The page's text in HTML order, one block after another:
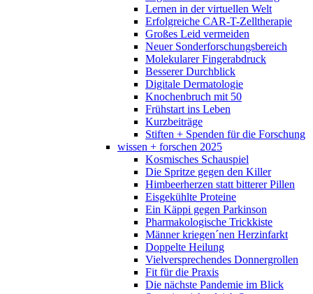
Lernen in der virtuellen Welt
Erfolgreiche CAR-T-Zelltherapie
Großes Leid vermeiden
Neuer Sonderforschungsbereich
Molekularer Fingerabdruck
Besserer Durchblick
Digitale Dermatologie
Knochenbruch mit 50
Frühstart ins Leben
Kurzbeiträge
Stiften + Spenden für die Forschung
wissen + forschen 2025
Kosmisches Schauspiel
Die Spritze gegen den Killer
Himbeerherzen statt bitterer Pillen
Eisgekühlte Proteine
Ein Käppi gegen Parkinson
Pharmakologische Trickkiste
Männer kriegen´nen Herzinfarkt
Doppelte Heilung
Vielversprechendes Donnergrollen
Fit für die Praxis
Die nächste Pandemie im Blick